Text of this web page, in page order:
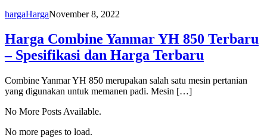
hargaHargaNovember 8, 2022
Harga Combine Yanmar YH 850 Terbaru
– Spesifikasi dan Harga Terbaru
Combine Yanmar YH 850 merupakan salah satu mesin pertanian
yang digunakan untuk memanen padi. Mesin […]
No More Posts Available.
No more pages to load.